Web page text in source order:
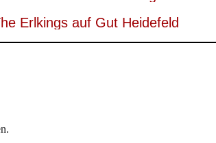
Erlkings auf Gut Heidefeld